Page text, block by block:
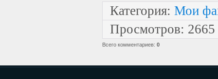
Категория: Мои
Просмотров: 2665
Всего комментариев: 0